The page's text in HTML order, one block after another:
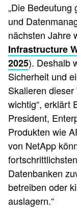
„Die Bedeutung
und
nächsten Jahre
Infrastructure
2025). Deshalb
Sicherheit und
Skalieren
wichtig“, erklärt
President,
Produkten wie
von NetApp
Datenbanken
betreiben oder
auslagern.“